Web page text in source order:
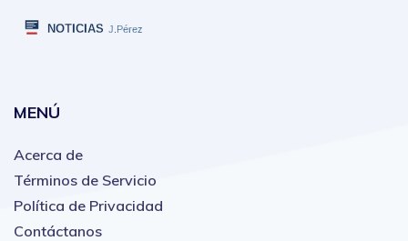
MENÚ
Acerca de
Términos de Servicio
Política de Privacidad
Contáctanos